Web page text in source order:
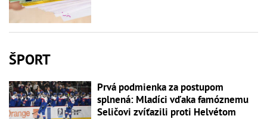
ŠPORT
Prvá podmienka za postupom
splnená: Mladíci vďaka famóznemu
Seličovi zvíťazili proti Helvétom